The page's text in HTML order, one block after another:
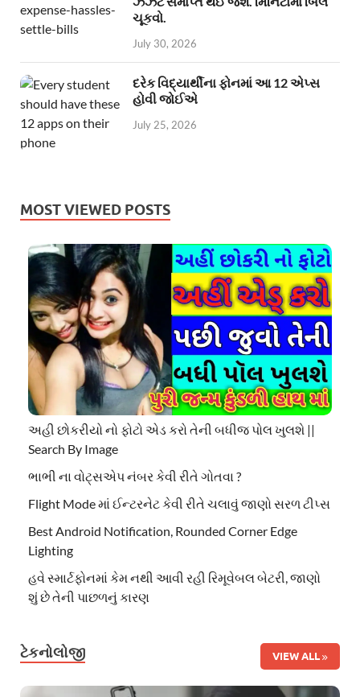
ચૂકવો.
July 30, 2026
દરેક વિદ્યાર્થીના ફોનમાં આ 12 એપ્સ
હોવી જોઈએ
July 25, 2026
MOST VIEWED POSTS
અહી છોકરીયો નો ફોટો એડ કરો તેની બધીજ પોલ ખુલશે ||
Search By Image
ભાભી ના વોટ્સએપ નંબર કેવી રીતે ગોતવા ?
Flight Mode માં ઈન્ટરનેટ કેવી રીતે ચલાવું જાણો સરળ ટીપ્સ
Best Android Notification, Rounded Corner Edge
Lighting
હવે સ્માર્ટફોનમાં કેમ નથી આવી રહી રિમૂવેબલ બેટરી, જાણો
શું છે તેની પાછળનું કારણ
ટેકનોલોજી VIEW ALL